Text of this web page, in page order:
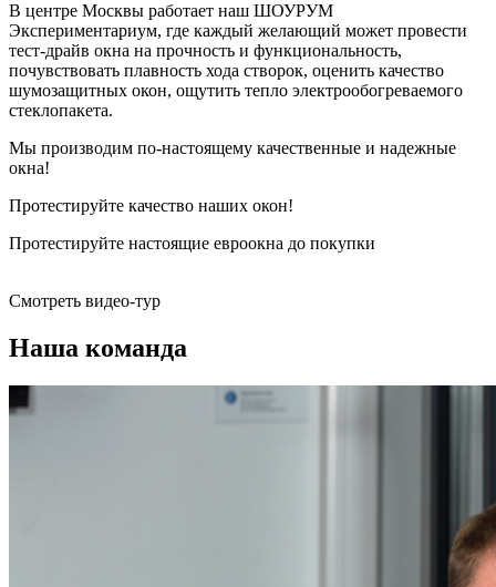
В центре Москвы работает наш ШОУРУМ
Экспериментариум, где каждый желающий может провести
тест-драйв окна на прочность и функциональность,
почувствовать плавность хода створок, оценить качество
шумозащитных окон, ощутить тепло электрообогреваемого
стеклопакета.
Мы производим по-настоящему качественные и надежные
окна!
Протестируйте качество наших окон!
Протестируйте настоящие евроокна до покупки
Смотреть видео-тур
Наша команда